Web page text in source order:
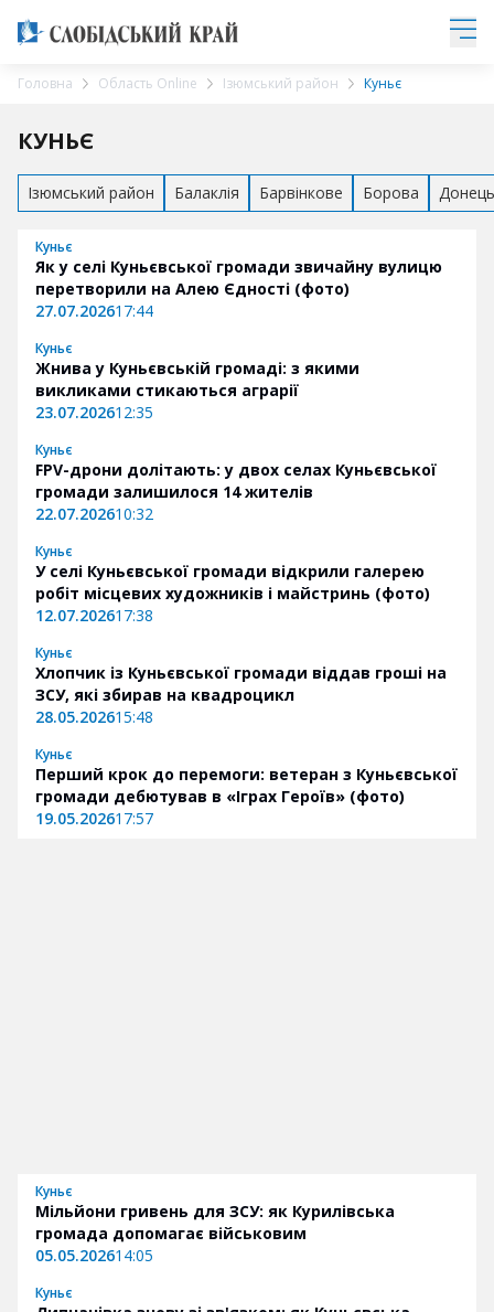
Головна Область Online Ізюмський район Куньє
КУНЬЄ
Ізюмський район Балаклія Барвінкове Борова Донець
Куньє
Як у селі Куньєвської громади звичайну вулицю
перетворили на Алею Єдності (фото)
27.07.202617:44
Куньє
Жнива у Куньєвській громаді: з якими
викликами стикаються аграрії
23.07.202612:35
Куньє
FPV-дрони долітають: у двох селах Куньєвської
громади залишилося 14 жителів
22.07.202610:32
Куньє
У селі Куньєвської громади відкрили галерею
робіт місцевих художників і майстринь (фото)
12.07.202617:38
Куньє
Хлопчик із Куньєвської громади віддав гроші на
ЗСУ, які збирав на квадроцикл
28.05.202615:48
Куньє
Перший крок до перемоги: ветеран з Куньєвської
громади дебютував в «Іграх Героїв» (фото)
19.05.202617:57
Куньє
Мільйони гривень для ЗСУ: як Курилівська
громада допомагає військовим
05.05.202614:05
Куньє